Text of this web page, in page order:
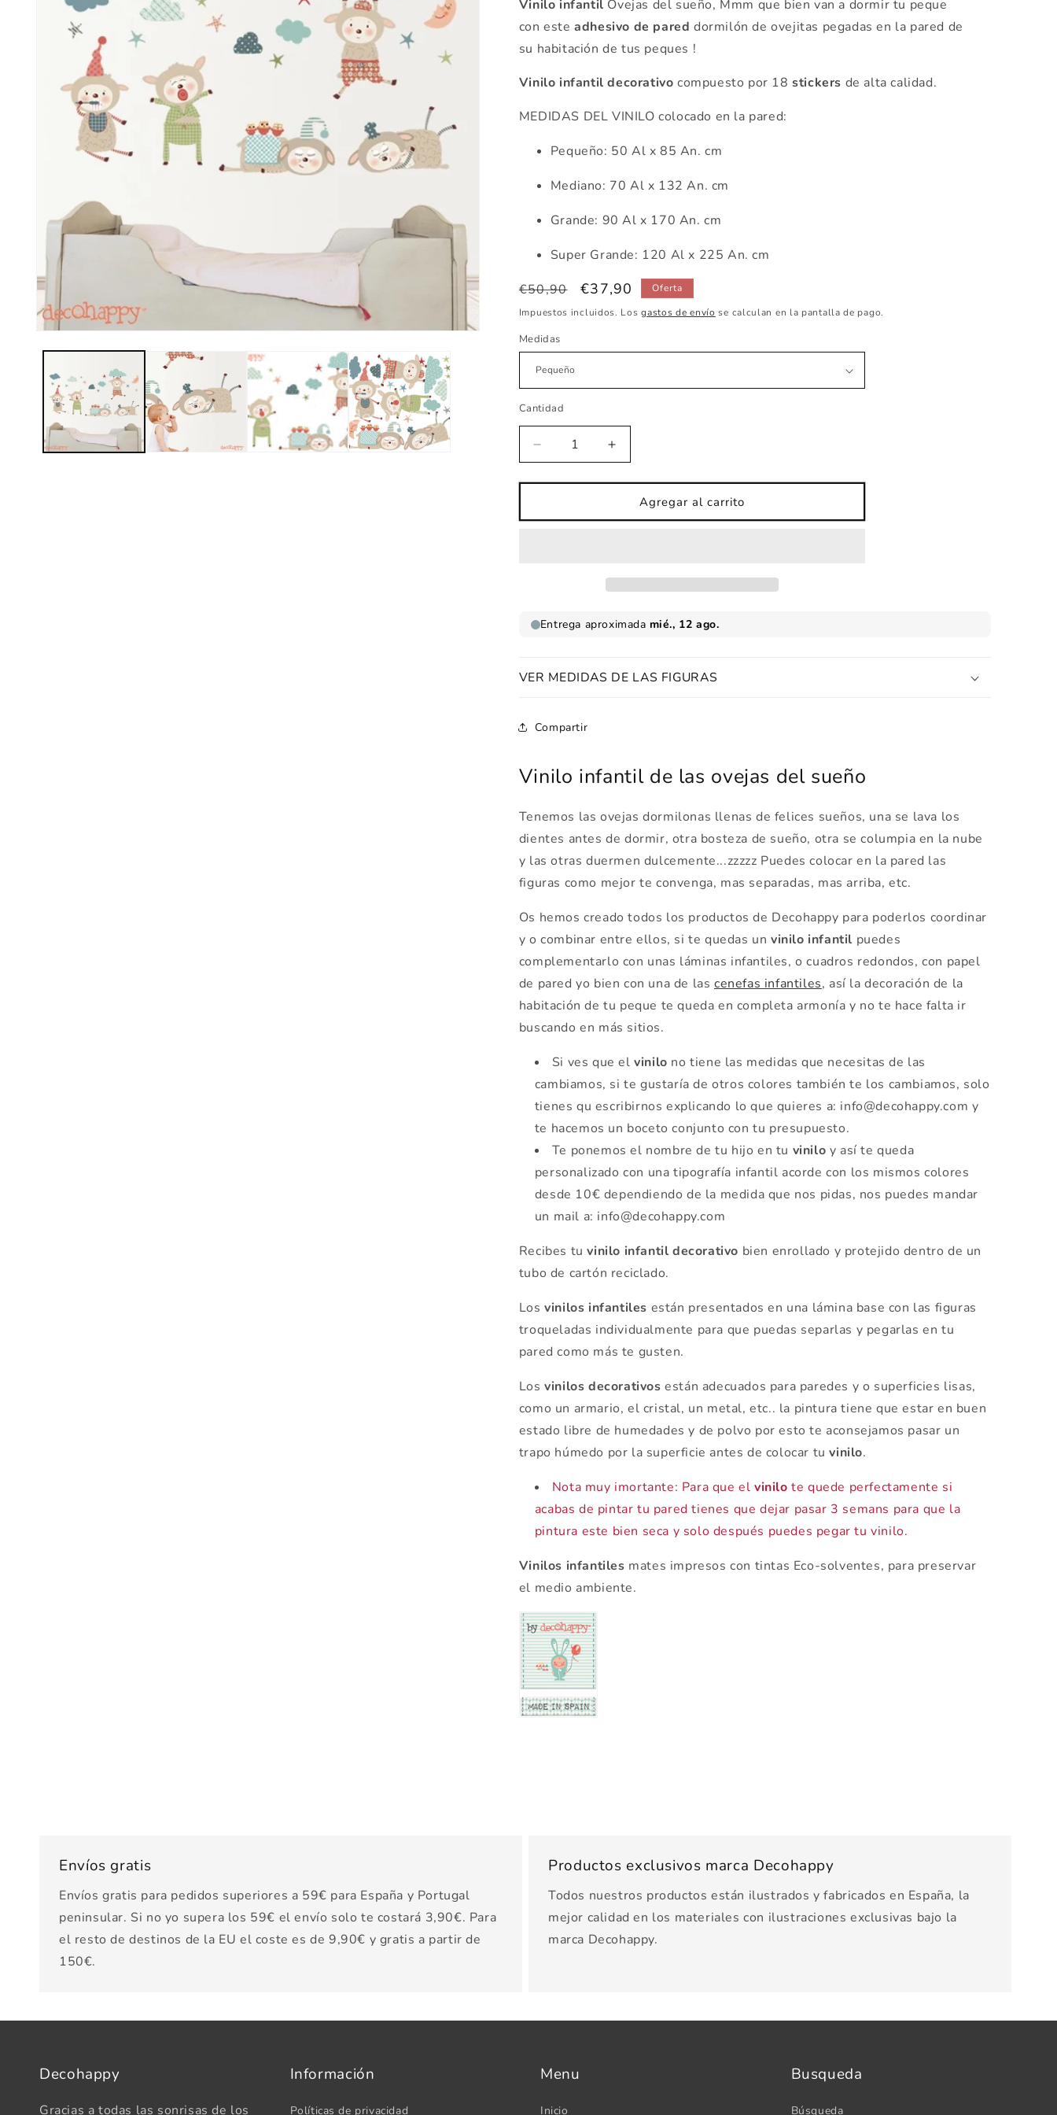
Vinilo infantil Ovejas del sueño, Mmm que bien van a dormir tu peque
con esteadhesivo de pareddormilón de ovejitas pegadas en la pared de
su habitación de tus peques !
Vinilo infantil decorativo compuesto por 18stickers de alta calidad.
MEDIDAS DEL VINILO colocado en la pared:
Pequeño: 50 Al x 85 An. cm
Mediano: 70 Al x 132 An. cm
Grande: 90 Al x 170 An. cm
Super Grande: 120 Al x 225 An. cm
Precio
habitual
€50,90
Precio
de
€37,90
Oferta
Impuestos incluidos. Losgastos de envío se calculan en la pantalla de pago.
Medidas
Cantidad
Reducir
cantidad
para
infantil
Aumentar
cantidad
para
Vinilo
infantil
Agregar al carrito
VER MEDIDAS DE LAS FIGURAS
Compartir
Vinilo infantil de las ovejas del sueño
Tenemos las ovejas dormilonas llenas de felices sueños, una se lava los
dientes antes de dormir, otra bosteza de sueño, otra se columpia en la nube
y las otras duermen dulcemente...zzzzz Puedes colocar en la pared las
figuras como mejor te convenga, mas separadas, mas arriba, etc.
Os hemos creado todos los productos de Decohappy para poderlos coordinar
y o combinar entre ellos, si te quedas un vinilo infantil puedes
complementarlo con unas láminas infantiles, o cuadros redondos, con papel
de pared yo bien con una de las cenefas infantiles, así la decoración de la
habitación de tu peque te queda en completa armonía y no te hace falta ir
buscando en más sitios.
Si ves que elvinilo no tiene las medidas que necesitas de las
cambiamos, si te gustaría de otros colores también te los cambiamos, solo
tienes qu escribirnos explicando lo que quieres a: info@decohappy.com y
te hacemos un boceto conjunto con tu presupuesto.
Te ponemos el nombre de tu hijo en tu vinilo y así te queda
personalizado con una tipografía infantil acorde con los mismos colores
desde 10€ dependiendo de la medida que nos pidas, nos puedes mandar
un mail a: info@decohappy.com
Recibes tuvinilo infantil decorativo bien enrollado y protejido dentro de un
tubo de cartón reciclado.
Losvinilos infantiles están presentados en una lámina base con las figuras
troqueladas individualmente para que puedas separlas y pegarlas en tu
pared como más te gusten.
Losvinilos decorativos están adecuados para paredes y o superficies lisas,
como un armario, el cristal, un metal, etc.. la pintura tiene que estar en buen
estado libre de humedades y de polvo por esto te aconsejamos pasar un
trapo húmedo por la superficie antes de colocar tuvinilo.
Nota muy imortante: Para que elvinilo te quede perfectamente si
acabas de pintar tu pared tienes que dejar pasar 3 semans para que la
pintura este bien seca y solo después puedes pegar tu vinilo.
Vinilos infantiles mates impresos con tintas Eco-solventes, para preservar
el medio ambiente.
Envíos gratis
Envíos gratis para pedidos superiores a 59€ para España y Portugal
peninsular. Si no yo supera los 59€ el envío solo te costará 3,90€. Para
el resto de destinos de la EU el coste es de 9,90€ y gratis a partir de
150€.
Productos exclusivos marca Decohappy
Todos nuestros productos están ilustrados y fabricados en España, la
mejor calidad en los materiales con ilustraciones exclusivas bajo la
marca Decohappy.
Decohappy
Gracias a todas las sonrisas de los
Información
Políticas de privacidad
Menu
Inicio
Busqueda
Búsqueda